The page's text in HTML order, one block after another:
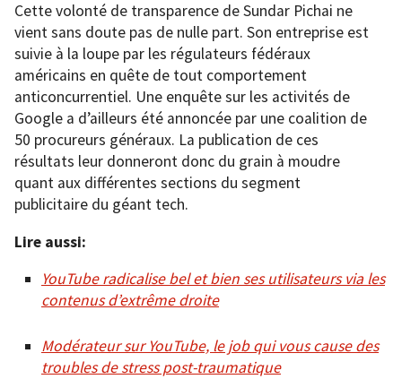
Cette volonté de transparence de Sundar Pichai ne
vient sans doute pas de nulle part. Son entreprise est
suivie à la loupe par les régulateurs fédéraux
américains en quête de tout comportement
anticoncurrentiel. Une enquête sur les activités de
Google a d’ailleurs été annoncée par une coalition de
50 procureurs généraux. La publication de ces
résultats leur donneront donc du grain à moudre
quant aux différentes sections du segment
publicitaire du géant tech.
Lire aussi:
YouTube radicalise bel et bien ses utilisateurs via les
contenus d’extrême droite
Modérateur sur YouTube, le job qui vous cause des
troubles de stress post-traumatique